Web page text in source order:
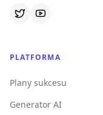
PLATFORMA
Plany sukcesu
Generator AI